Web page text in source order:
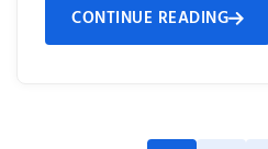
CONTINUE READING